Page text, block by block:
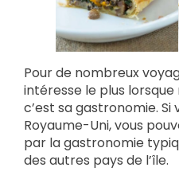
Pour de nombreux
intéresse le plus lorsque
c’est sa gastronomie. Si
Royaume-Uni, vous
par la gastronomie
des autres pays de l’île.